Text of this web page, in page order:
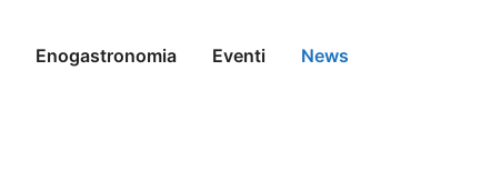
Enogastronomia Eventi News